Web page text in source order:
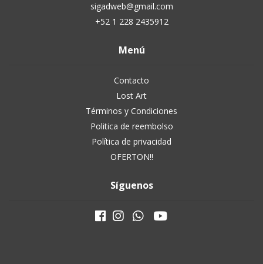
sigadweb@gmail.com
+52 1 228 2435912
Menú
Contacto
Lost Art
Términos y Condiciones
Politica de reembolso
Política de privacidad
OFERTON!!
Síguenos